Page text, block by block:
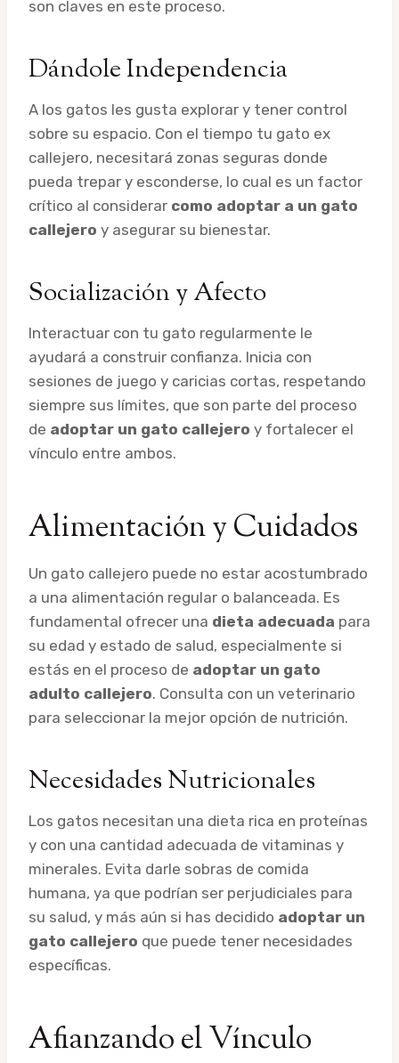
son claves en este proceso.
Dándole Independencia
A los gatos les gusta explorar y tener control
sobre su espacio. Con el tiempo tu gato ex
callejero, necesitará zonas seguras donde
pueda trepar y esconderse, lo cual es un factor
crítico al considerar como adoptar a un gato
callejero y asegurar su bienestar.
Socialización y Afecto
Interactuar con tu gato regularmente le
ayudará a construir confianza. Inicia con
sesiones de juego y caricias cortas, respetando
siempre sus límites, que son parte del proceso
de adoptar un gato callejero y fortalecer el
vínculo entre ambos.
Alimentación y Cuidados
Un gato callejero puede no estar acostumbrado
a una alimentación regular o balanceada. Es
fundamental ofrecer una dieta adecuada para
su edad y estado de salud, especialmente si
estás en el proceso de adoptar un gato
adulto callejero. Consulta con un veterinario
para seleccionar la mejor opción de nutrición.
Necesidades Nutricionales
Los gatos necesitan una dieta rica en proteínas
y con una cantidad adecuada de vitaminas y
minerales. Evita darle sobras de comida
humana, ya que podrían ser perjudiciales para
su salud, y más aún si has decidido adoptar un
gato callejero que puede tener necesidades
específicas.
Afianzando el Vínculo